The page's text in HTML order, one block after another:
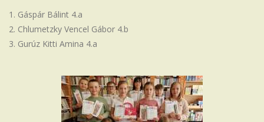
Gáspár Bálint 4.a
Chlumetzky Vencel Gábor 4.b
Gurúz Kitti Amina 4.a